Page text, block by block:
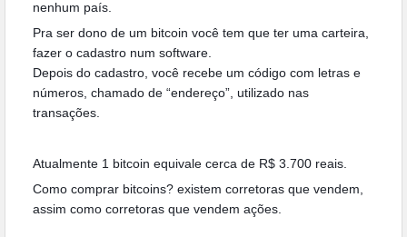
nenhum país.
Pra ser dono de um bitcoin você tem que ter uma carteira,
fazer o cadastro num software.
Depois do cadastro, você recebe um código com letras e
números, chamado de “endereço”, utilizado nas
transações.
Atualmente 1 bitcoin equivale cerca de R$ 3.700 reais.
Como comprar bitcoins? existem corretoras que vendem,
assim como corretoras que vendem ações.